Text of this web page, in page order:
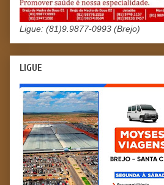
Ligue: (81)9.9877-0993 (Brejo)
LIGUE